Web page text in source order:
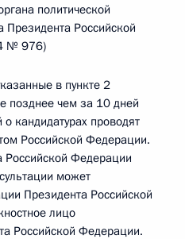
политической
Президента Российской
№ 976)
в пункте 2
позднее чем за 10 дней
кандидатурах проводят
Российской Федерации.
Российской Федерации
может
Президента Российской
лицо
Российской Федерации.